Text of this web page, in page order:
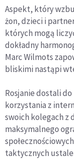
Aspekt, który
żon, dzieci i
których mogą
dokładny
Marc Wilmots
bliskimi nastąpi
Rosjanie dostali
korzystania z
swoich kolegach z
maksymalnego
taktycznych